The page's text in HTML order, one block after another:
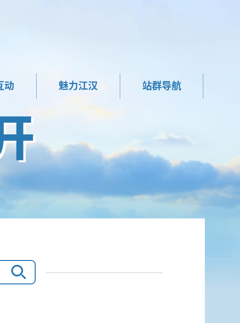
动 魅力江汉 站群导航